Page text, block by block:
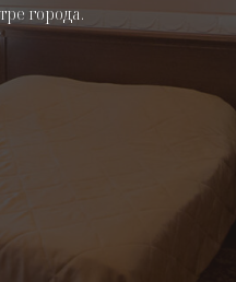
города.